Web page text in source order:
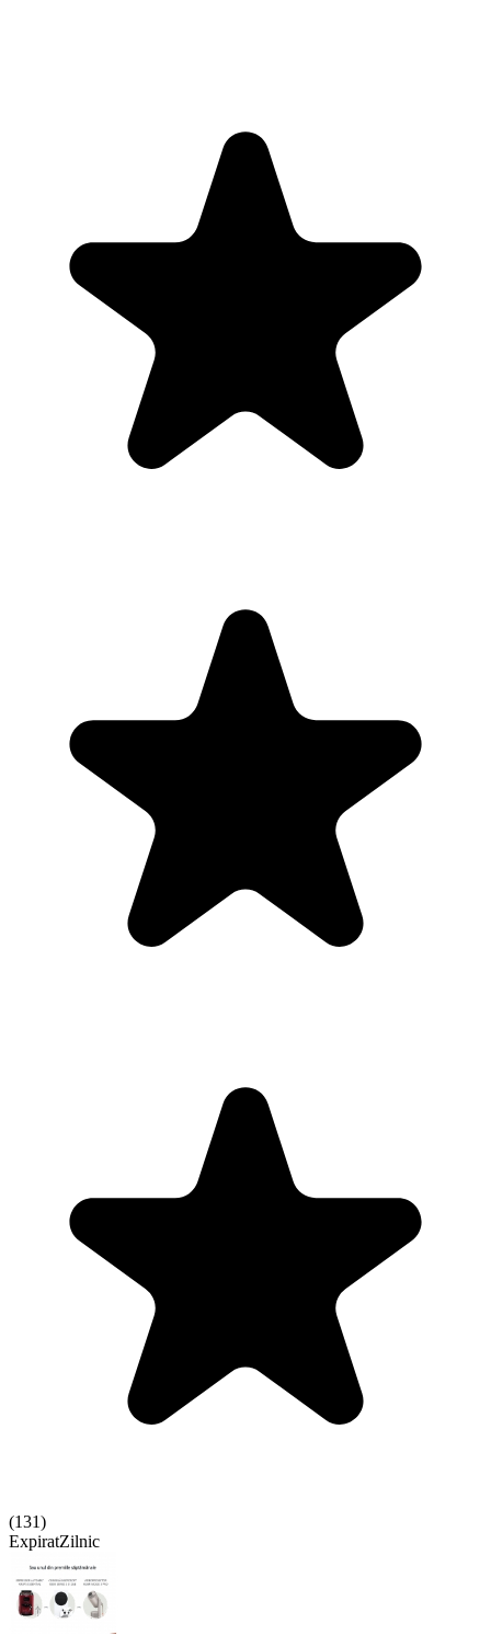
(131)
ExpiratZilnic